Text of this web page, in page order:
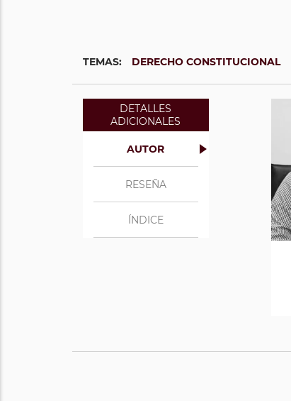
TEMAS: DERECHO CONSTITUCIONAL
DETALLES
ADICIONALES
AUTOR
RESEÑA
ÍNDICE